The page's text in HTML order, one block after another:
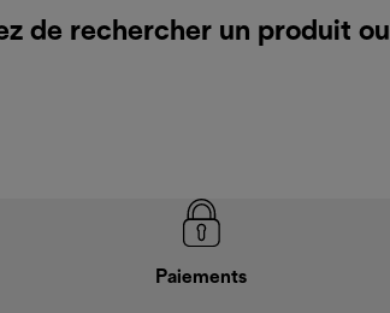
de rechercher un produit ou
Paiements